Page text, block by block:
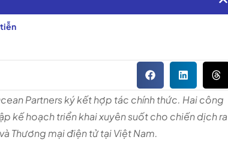
tiễn
Partners ký kết hợp tác chính thức. Hai công
kế hoạch triển khai xuyên suốt cho chiến dịch ra
Thương mại điện tử tại Việt Nam.